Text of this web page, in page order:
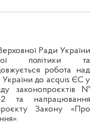
Ради України
політики та
робота над
до aсquis ЄС у
законопроєктів №
напрацювання
Закону «Про